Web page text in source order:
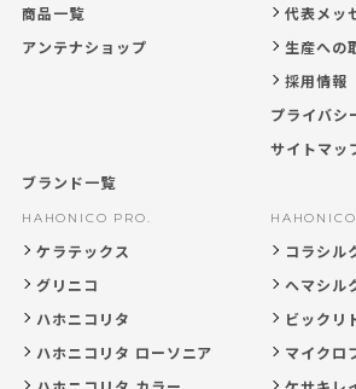
商品一覧
アンテナショップ
ブランド一覧
HAHONICO PRO.
ケラテックス
グリニコ
ハホニコリタ
ハホニコリタ ローソニア
コラシル
ヘマシル
ビックリ
マイクロ
代表メッ
生産への
採用情報
プライバシ
サイトマッ